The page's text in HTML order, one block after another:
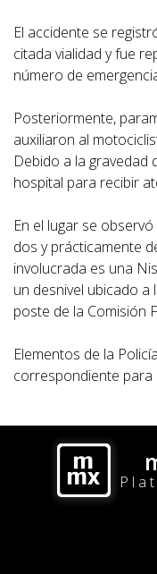
El accidente se
citada vialidad y fue
número de
Posteriormente,
auxiliaron al
Debido a la gravedad
hospital para recibir
En el lugar se
dos y prácticamente
involucrada es una
un desnivel ubicado a
poste de la Comisión
Elementos de la
correspondiente para